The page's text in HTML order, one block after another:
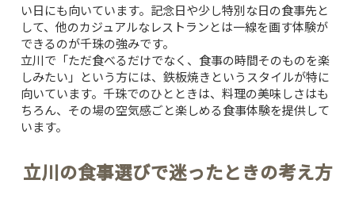
い日にも向いています。記念日や少し特別な日の食事先と
して、他のカジュアルなレストランとは一線を画す体験が
できるのが千珠の強みです。
立川で「ただ食べるだけでなく、食事の時間そのものを楽
しみたい」という方には、鉄板焼きというスタイルが特に
向いています。千珠でのひとときは、料理の美味しさはも
ちろん、その場の空気感ごと楽しめる食事体験を提供して
います。
立川の食事選びで迷ったときの考え方